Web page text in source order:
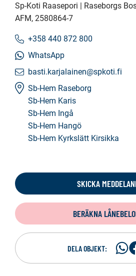
Sp-Koti Raasepori | Raseborgs
AFM, 2580864-7
+358 440 872 800
WhatsApp
basti.karjalainen@spkoti.fi
Sb-Hem Raseborg
Sb-Hem Karis
Sb-Hem Ingå
Sb-Hem Hangö
Sb-Hem Kyrkslätt Kirsikka
SKICKA
BERÄKNA
DELA OBJEKT:
Dela